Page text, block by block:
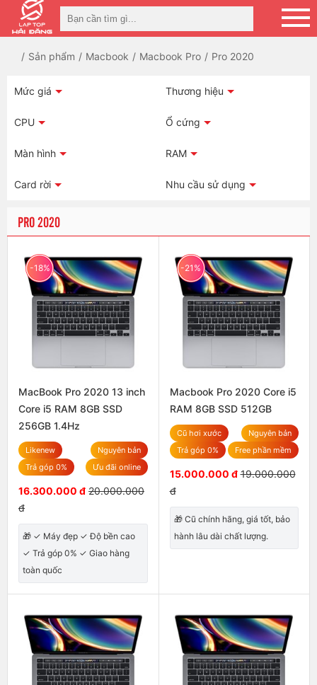
Sản phẩm Macbook Macbook Pro Pro 2020
Mức giá Thương hiệu
CPU Ổ cứng
Màn hình RAM
Card rời Nhu cầu sử dụng
PRO 2020
-18%
MacBook Pro 2020 13 inch
Core i5 RAM 8GB SSD
256GB 1.4Hz
Likenew
Nguyên bản
Trả góp 0%
Ưu đãi online
16.300.000 đ 20.000.000
đ
🎁 ✓ Máy đẹp ✓ Độ bền cao
✓ Trả góp 0% ✓ Giao hàng
toàn quốc
-21%
Macbook Pro 2020 Core i5
RAM 8GB SSD 512GB
Cũ hơi xước
Nguyên bản
Trả góp 0%
Free phần mềm
15.000.000 đ 19.000.000
đ
🎁 Cũ chính hãng, giá tốt, bảo
hành lâu dài chất lượng.